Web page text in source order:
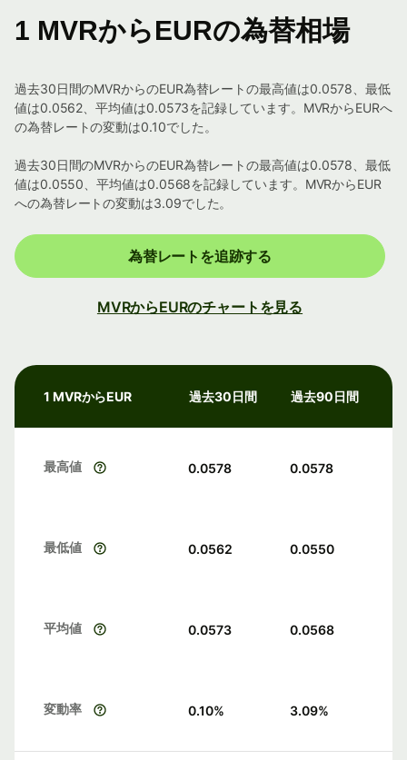
1 MVRからEURの為替相場
過去30日間のMVRからのEUR為替レートの最高値は0.0578、最低
値は0.0562、平均値は0.0573を記録しています。MVRからEURへ
の為替レートの変動は0.10でした。
過去30日間のMVRからのEUR為替レートの最高値は0.0578、最低
値は0.0550、平均値は0.0568を記録しています。MVRからEUR
への為替レートの変動は3.09でした。
為替レートを追跡する
MVRからEURのチャートを見る
1 MVRからEUR 過去30日間 過去90日間
最高値 0.0578 0.0578
最低値 0.0562 0.0550
平均値 0.0573 0.0568
変動率 0.10% 3.09%